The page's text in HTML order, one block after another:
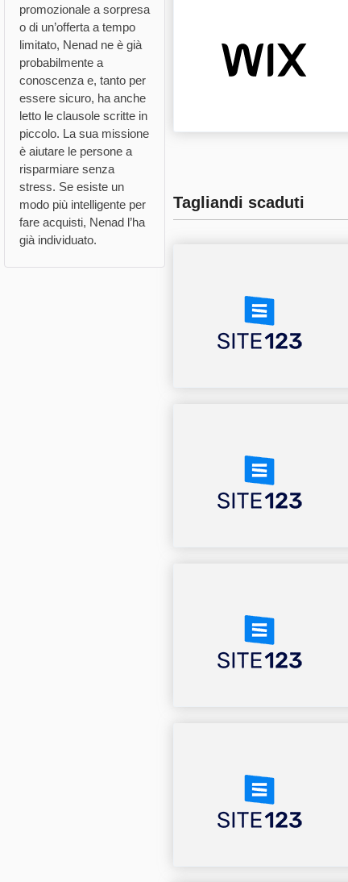
promozionale a sorpresa
o di un’offerta a tempo
limitato, Nenad ne è già
probabilmente a
conoscenza e, tanto per
essere sicuro, ha anche
letto le clausole scritte in
piccolo. La sua missione
è aiutare le persone a
risparmiare senza
stress. Se esiste un
modo più intelligente per
fare acquisti, Nenad l’ha
già individuato.
Tagliandi scaduti